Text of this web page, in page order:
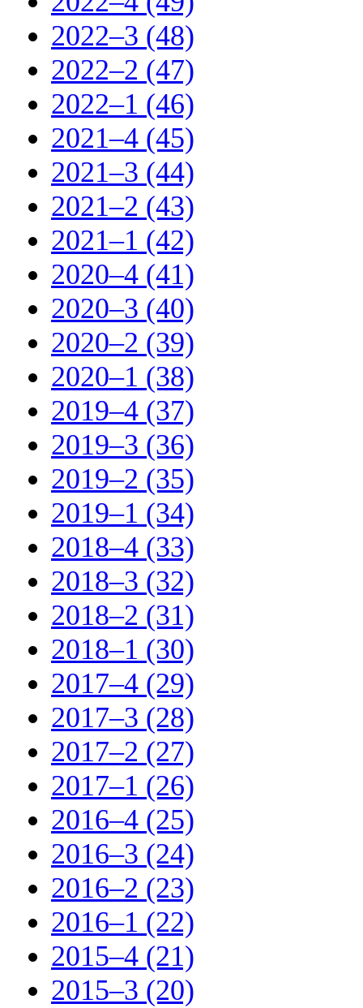
2022–3 (48)
2022–2 (47)
2022–1 (46)
2021–4 (45)
2021–3 (44)
2021–2 (43)
2021–1 (42)
2020–4 (41)
2020–3 (40)
2020–2 (39)
2020–1 (38)
2019–4 (37)
2019–3 (36)
2019–2 (35)
2019–1 (34)
2018–4 (33)
2018–3 (32)
2018–2 (31)
2018–1 (30)
2017–4 (29)
2017–3 (28)
2017–2 (27)
2017–1 (26)
2016–4 (25)
2016–3 (24)
2016–2 (23)
2016–1 (22)
2015–4 (21)
2015–3 (20)